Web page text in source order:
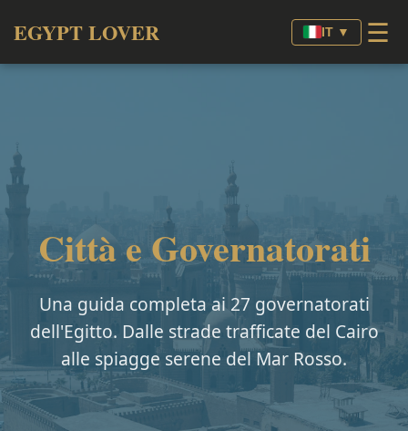
EGYPT LOVER IT ▼ ☰
Città e Governatorati
Una guida completa ai 27 governatorati
dell'Egitto. Dalle strade trafficate del Cairo
alle spiagge serene del Mar Rosso.